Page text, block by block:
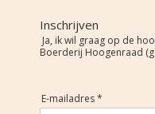
Inschrijven
Ja, ik wil graag op de
Boerderij Hoogenraad
E-mailadres *